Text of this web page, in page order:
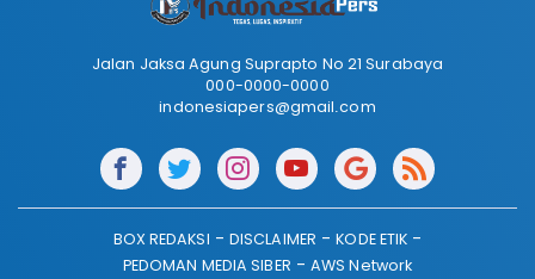
Jalan Jaksa Agung Suprapto No 21 Surabaya
000-0000-0000
indonesiapers@gmail.com
BOX REDAKSI DISCLAIMER
KODE ETIK
PEDOMAN MEDIA SIBER
AWS Network